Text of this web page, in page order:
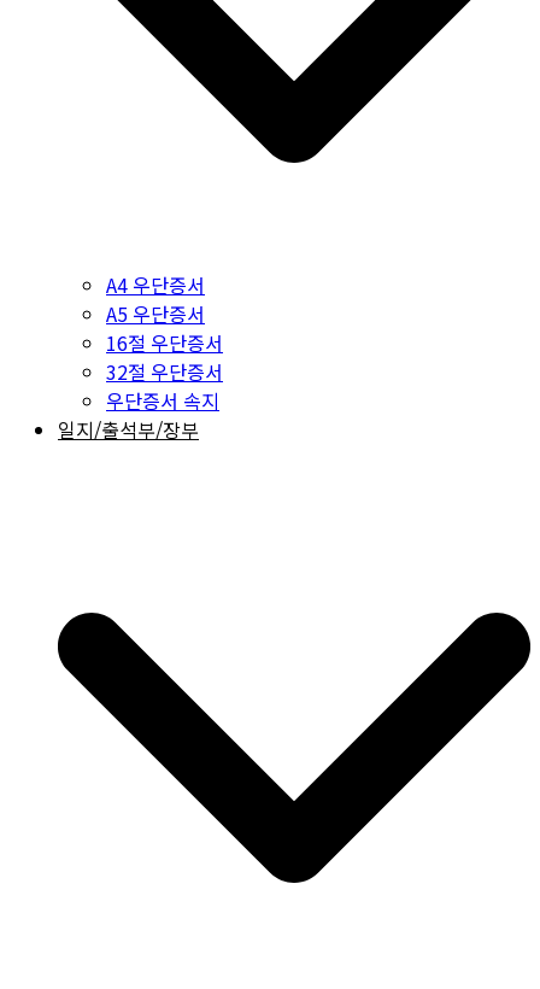
A4 우단증서
A5 우단증서
16절 우단증서
32절 우단증서
우단증서 속지
일지/출석부/장부